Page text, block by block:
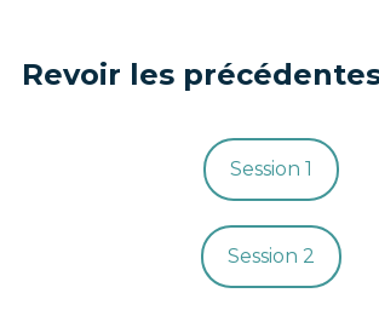
Revoir les
Session 1
Session 2